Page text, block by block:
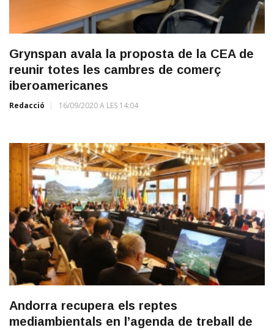
Grynspan avala la proposta de la CEA de
reunir totes les cambres de comerç
iberoamericanes
Redacció 16/09/2020 A LES 14:04
Andorra recupera els reptes
mediambientals en l’agenda de treball de